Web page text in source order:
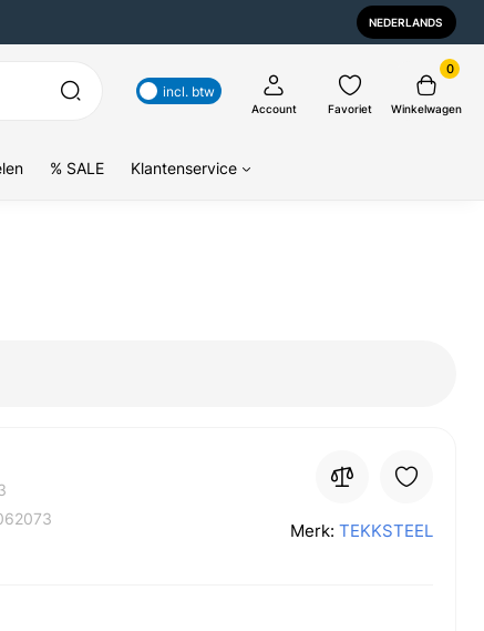
NEDERLANDS
incl. btw
Account Favoriet
0
Winkelwagen
% SALE Klantenservice
Merk: TEKKSTEEL